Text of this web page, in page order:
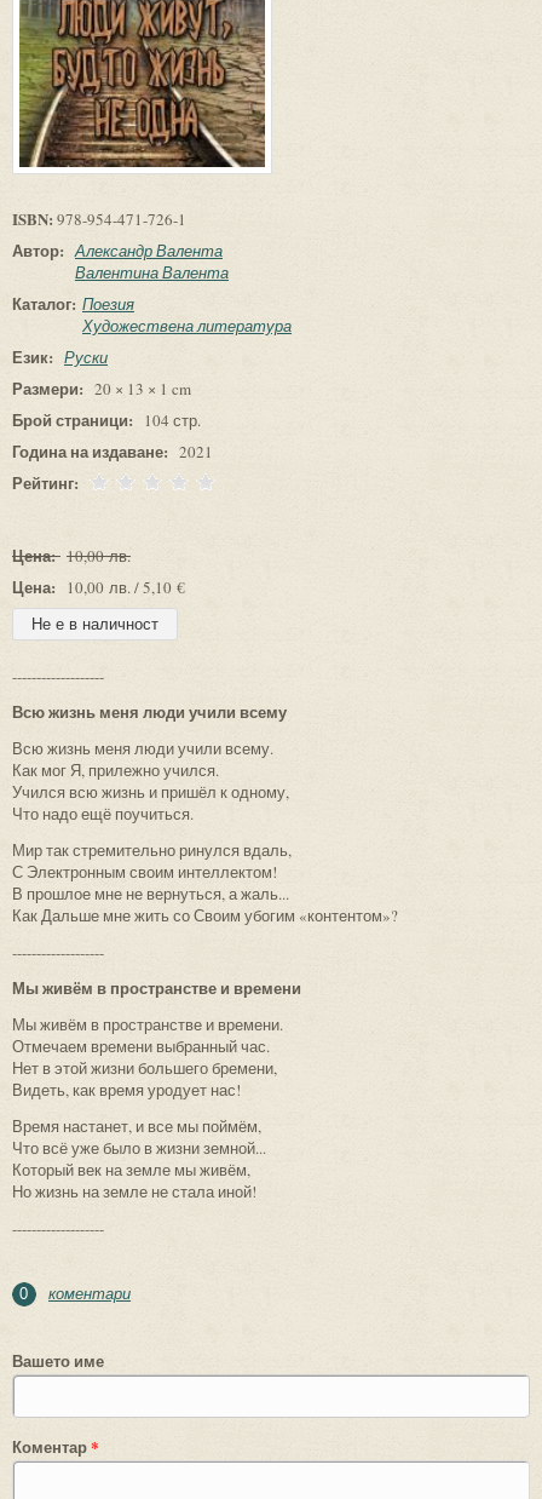
ISBN: 978-954-471-726-1
Автор: Александр Валента
Валентина Валента
Каталог: Поезия
Художествена литература
Език: Руски
Размери: 20 × 13 × 1 cm
Брой страници: 104 стр.
Година на издаване: 2021
Рейтинг:
Цена: 10,00 лв.
Цена: 10,00 лв. / 5,10 €
-------------------
Всю жизнь меня люди учили всему
Всю жизнь меня люди учили всему.
Как мог Я, прилежно учился.
Учился всю жизнь и пришёл к одному,
Что надо ещё поучиться.
Мир так стремительно ринулся вдаль,
С Электронным своим интеллектом!
В прошлое мне не вернуться, а жаль...
Как Дальше мне жить со Своим убогим «контентом»?
-------------------
Мы живём в пространстве и времени
Мы живём в пространстве и времени.
Отмечаем времени выбранный час.
Нет в этой жизни большего бремени,
Видеть, как время уродует нас!
Время настанет, и все мы поймём,
Что всё уже было в жизни земной...
Который век на земле мы живём,
Но жизнь на земле не стала иной!
-------------------
0 коментари
Вашето име
Коментар*